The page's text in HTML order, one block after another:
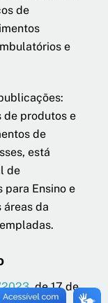
de
e
de produtos e
de
está
de
para Ensino e
áreas da
2023, de 17 de